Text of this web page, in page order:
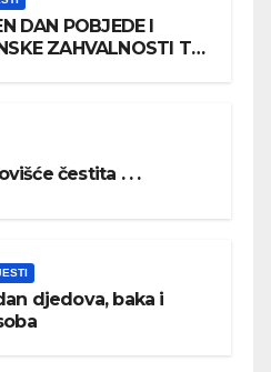
DAN POBJEDE I
ZAHVALNOSTI TE
čestita . . .
djedova, baka i